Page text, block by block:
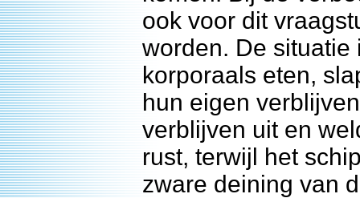
ook voor dit
worden. De situatie
korporaals eten,
hun eigen
verblijven uit en
rust, terwijl het
zware deining van